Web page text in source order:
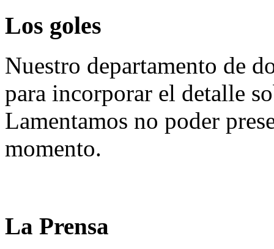
Los goles
Nuestro departamento de
para incorporar el detalle
Lamentamos no poder
momento.
La Prensa